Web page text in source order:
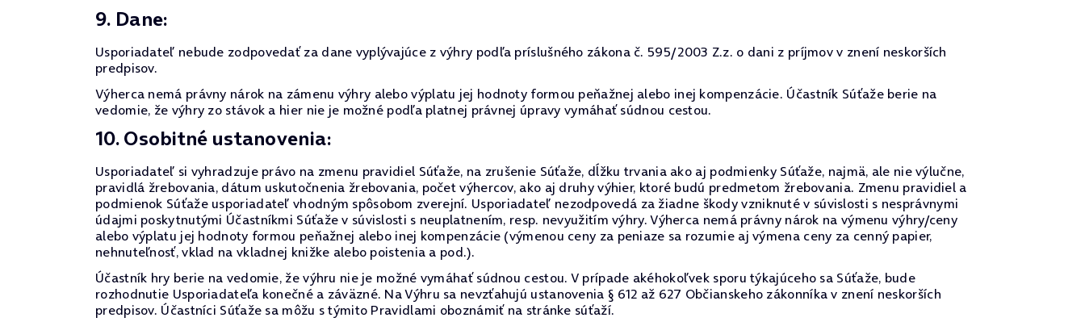
9. Dane:
Usporiadateľ nebude zodpovedať za dane vyplývajúce z výhry podľa príslušného zákona č. 595/2003 Z.z. o dani z príjmov v znení neskorších
predpisov.
Výherca nemá právny nárok na zámenu výhry alebo výplatu jej hodnoty formou peňažnej alebo inej kompenzácie. Účastník Súťaže berie na
vedomie, že výhry zo stávok a hier nie je možné podľa platnej právnej úpravy vymáhať súdnou cestou.
10. Osobitné ustanovenia:
Usporiadateľ si vyhradzuje právo na zmenu pravidiel Súťaže, na zrušenie Súťaže, dĺžku trvania ako aj podmienky Súťaže, najmä, ale nie výlučne,
pravidlá žrebovania, dátum uskutočnenia žrebovania, počet výhercov, ako aj druhy výhier, ktoré budú predmetom žrebovania. Zmenu pravidiel a
podmienok Súťaže usporiadateľ vhodným spôsobom zverejní. Usporiadateľ nezodpovedá za žiadne škody vzniknuté v súvislosti s nesprávnymi
údajmi poskytnutými Účastníkmi Súťaže v súvislosti s neuplatnením, resp. nevyužitím výhry. Výherca nemá právny nárok na výmenu výhry/ceny
alebo výplatu jej hodnoty formou peňažnej alebo inej kompenzácie (výmenou ceny za peniaze sa rozumie aj výmena ceny za cenný papier,
nehnuteľnosť, vklad na vkladnej knižke alebo poistenia a pod.).
Účastník hry berie na vedomie, že výhru nie je možné vymáhať súdnou cestou. V prípade akéhokoľvek sporu týkajúceho sa Súťaže, bude
rozhodnutie Usporiadateľa konečné a záväzné. Na Výhru sa nevzťahujú ustanovenia § 612 až 627 Občianskeho zákonníka v znení neskorších
predpisov. Účastníci Súťaže sa môžu s týmito Pravidlami oboznámiť na stránke súťaží.